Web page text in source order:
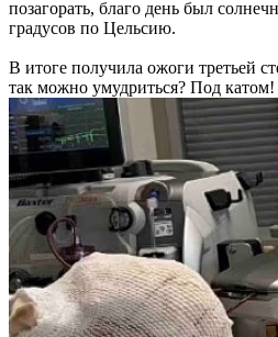
позагорать, благо день был
градусов по Цельсию.
В итоге получила ожоги третьей
так можно умудриться? Под катом!